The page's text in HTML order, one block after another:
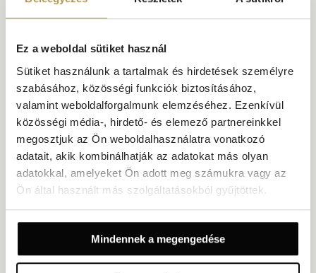
Ez a weboldal sütiket használ
Sütiket használunk a tartalmak és hirdetések személyre
szabásához, közösségi funkciók biztosításához,
valamint weboldalforgalmunk elemzéséhez. Ezenkívül
közösségi média-, hirdető- és elemező partnereinkkel
megosztjuk az Ön weboldalhasználatra vonatkozó
adatait, akik kombinálhatják az adatokat más olyan
adatokkal, amelyeket Ön adott meg számukra vagy az
Ön által használt más szolgáltatásokból gyűjtöttek.
Mindennek a megengedése
Alapterület: 22 m² Kilátás a belső udvarra vagy a parkra